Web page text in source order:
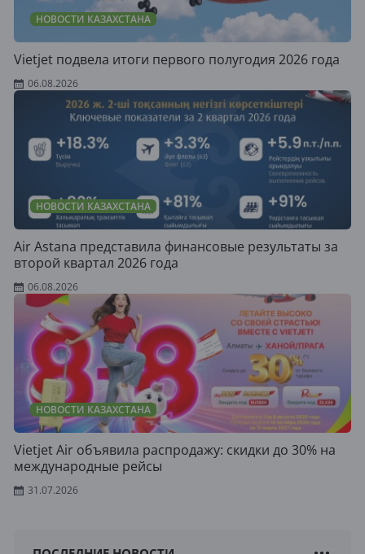
НОВОСТИ КАЗАХСТАНА
Vietjet подвела итоги первого полугодия 2026 года
06.08.2026
НОВОСТИ КАЗАХСТАНА
Air Astana представила финансовые результаты за
второй квартал 2026 года
06.08.2026
НОВОСТИ КАЗАХСТАНА
Vietjet Air объявила распродажу: скидки до 30% на
международные рейсы
31.07.2026